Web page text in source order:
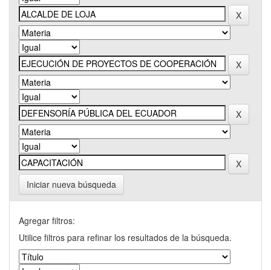
Iniciar nueva búsqueda
Agregar filtros:
Utilice filtros para refinar los resultados de la búsqueda.